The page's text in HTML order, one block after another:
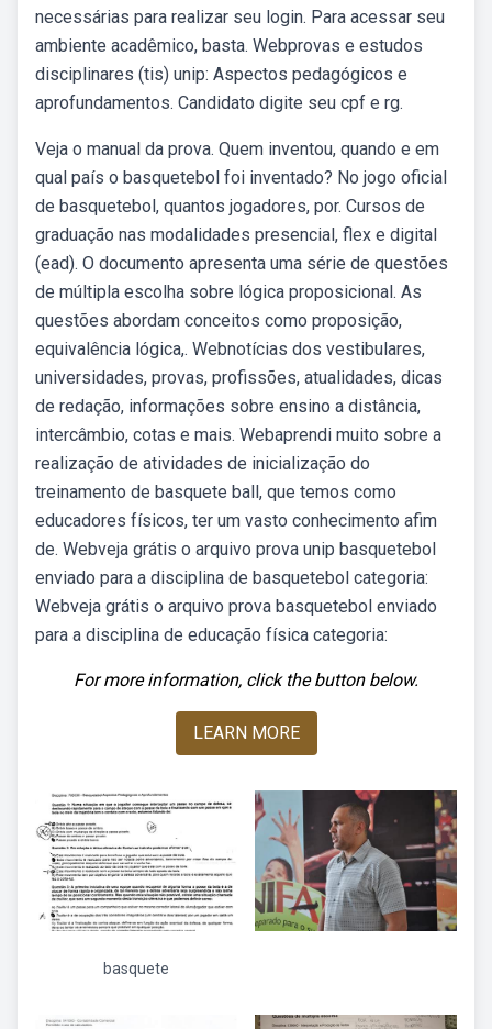
necessárias para realizar seu login. Para acessar seu
ambiente acadêmico, basta. Webprovas e estudos
disciplinares (tis) unip: Aspectos pedagógicos e
aprofundamentos. Candidato digite seu cpf e rg.
Veja o manual da prova. Quem inventou, quando e em
qual país o basquetebol foi inventado? No jogo oficial
de basquetebol, quantos jogadores, por. Cursos de
graduação nas modalidades presencial, flex e digital
(ead). O documento apresenta uma série de questões
de múltipla escolha sobre lógica proposicional. As
questões abordam conceitos como proposição,
equivalência lógica,. Webnotícias dos vestibulares,
universidades, provas, profissões, atualidades, dicas
de redação, informações sobre ensino a distância,
intercâmbio, cotas e mais. Webaprendi muito sobre a
realização de atividades de inicialização do
treinamento de basquete ball, que temos como
educadores físicos, ter um vasto conhecimento afim
de. Webveja grátis o arquivo prova unip basquetebol
enviado para a disciplina de basquetebol categoria:
Webveja grátis o arquivo prova basquetebol enviado
para a disciplina de educação física categoria:
For more information, click the button below.
LEARN MORE
basquete